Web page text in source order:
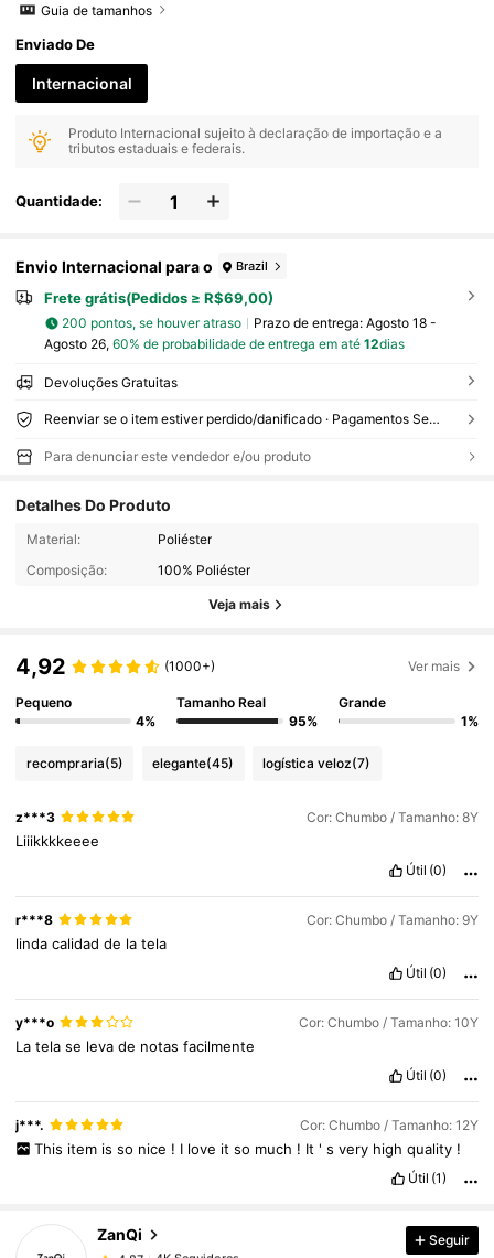
Guia de tamanhos
Enviado De
Internacional
Produto Internacional sujeito à declaração de importação e a
tributos estaduais e federais.
Quantidade:
Envio Internacional para o Brazil
Frete grátis(Pedidos ≥ R$69,00)
200 pontos, se houver atraso Prazo de entrega: Agosto 18 -
Agosto 26, 60% de probabilidade de entrega em até 12dias
Devoluções Gratuitas
Reenviar se o item estiver perdido/danificado · Pagamentos Seguros · Proteção de privacidade
Para denunciar este vendedor e/ou produto
Detalhes Do Produto
Material:
Poliéster
Composição:
100% Poliéster
Veja mais
4,92 (1000+) Ver mais
Pequeno
4%
Tamanho Real
95%
Grande
1%
recompraria(5) elegante(45) logística veloz(7)
z***3 Cor: Chumbo / Tamanho: 8Y
Liiikkkkeeee
Útil (0)
r***8 Cor: Chumbo / Tamanho: 9Y
lindacalidadde latela
Útil (0)
y***o Cor: Chumbo / Tamanho: 10Y
Latelase levade notasfacilmente
Útil (0)
j***. Cor: Chumbo / Tamanho: 12Y
This item is so nice ! I love it so much ! It ' s very high quality !
Útil (1)
ZanQi
4,87 4K Seguidores
4,87
4K Seguidores
Seguir